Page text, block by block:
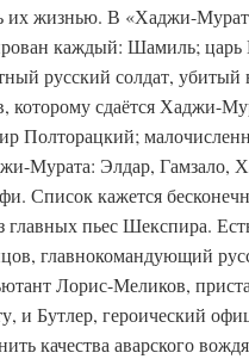
их жизнью. В «Хаджи-
каждый: Шамиль; царь
русский солдат, убитый
которому сдаётся Хаджи-
Полторацкий;
Мурата: Элдар, Гамзало,
Список кажется
главных пьес Шекспира.
главнокомандующий
Лорис-Меликов,
и Бутлер, героический
качества аварского